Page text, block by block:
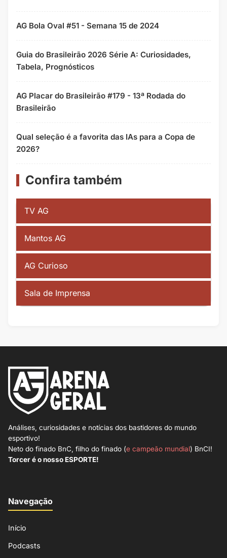
AG Bola Oval #51 - Semana 15 de 2024
Guia do Brasileirão 2026 Série A: Curiosidades,
Tabela, Prognósticos
AG Placar do Brasileirão #179 - 13ª Rodada do
Brasileirão
Qual seleção é a favorita das IAs para a Copa de
2026?
Confira também
TV AG
Mantos AG
AG Curioso
Sala de Imprensa
Análises, curiosidades e notícias dos bastidores do mundo
esportivo!
Neto do finado BnC, filho do finado (e campeão mundial) BnCI!
Torcer é o nosso ESPORTE!
Navegação
Início
Podcasts